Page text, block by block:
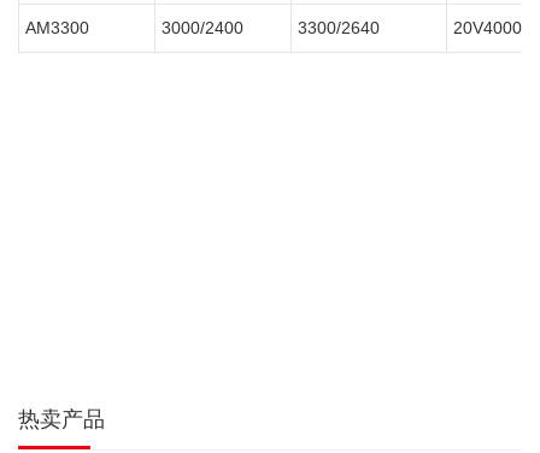
AM3300 3000/2400 3300/2640
热卖产品